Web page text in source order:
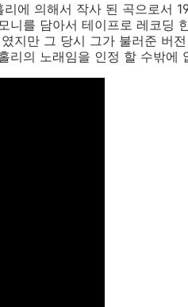
에 의해서 작사 된 곡으로서
니를 담아서 테이프로 레코딩
지만 그 당시 그가 불러준 버
리의 노래임을 인정 할 수밖에